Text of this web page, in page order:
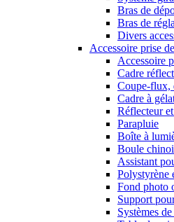
Bras de
Bras de
Divers
Accessoire prise
Accessoire
Cadre
Coupe-flux,
Cadre à
Réflecteur
Parapluie
Boîte à
Boule
Assistant
Polystyrène
Fond photo
Support
Systèmes